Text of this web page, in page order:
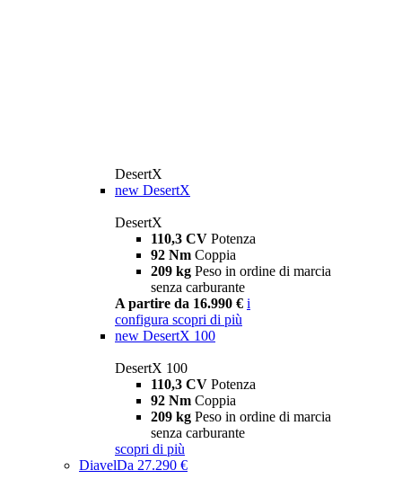
DesertX
new DesertX
DesertX
110,3 CV Potenza
92 Nm Coppia
209 kg Peso in ordine di marcia
senza carburante
A partire da 16.990 € i
configura scopri di più
new DesertX 100
DesertX 100
110,3 CV Potenza
92 Nm Coppia
209 kg Peso in ordine di marcia
senza carburante
scopri di più
DiavelDa 27.290 €